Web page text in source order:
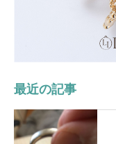
最近の記事